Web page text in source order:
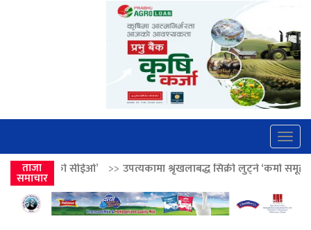
ताजा
समाचार
>>उपत्यकामा श्रृंखलाबद्ध सिक्री लुट्ने ‘कर्मा समूह’का नाइकेसहित पाँच